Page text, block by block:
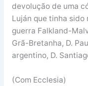
devolução de uma
Luján que tinha
guerra Falkland-
Grã-Bretanha, D.
argentino, D.
(Com Ecclesia)